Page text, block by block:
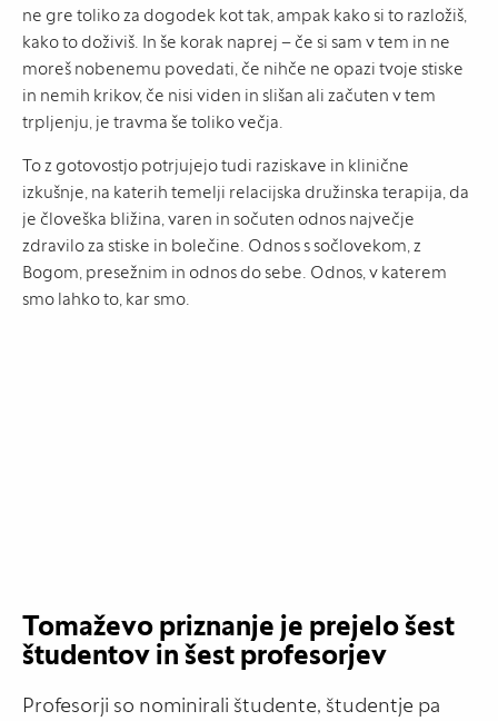
ne gre toliko za dogodek kot tak, ampak kako si to razložiš,
kako to doživiš. In še korak naprej – če si sam v tem in ne
moreš nobenemu povedati, če nihče ne opazi tvoje stiske
in nemih krikov, če nisi viden in slišan ali začuten v tem
trpljenju, je travma še toliko večja.
To z gotovostjo potrjujejo tudi raziskave in klinične
izkušnje, na katerih temelji relacijska družinska terapija, da
je človeška bližina, varen in sočuten odnos največje
zdravilo za stiske in bolečine. Odnos s sočlovekom, z
Bogom, presežnim in odnos do sebe. Odnos, v katerem
smo lahko to, kar smo.
Tomaževo priznanje je prejelo šest
študentov in šest profesorjev
Profesorji so nominirali študente, študentje pa